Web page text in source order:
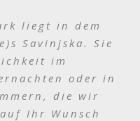
liegt in dem
Savinjska. Sie
im
oder in
die wir
Ihr Wunsch